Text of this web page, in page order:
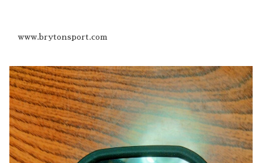
www.brytonsport.com